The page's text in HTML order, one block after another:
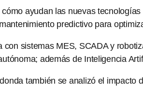
cómo ayudan las nuevas
predictivo para
con sistemas MES, SCADA y
además de Inteligencia
también se analizó el impacto